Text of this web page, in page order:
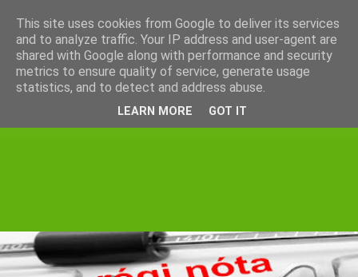
This site uses cookies from Google to deliver its services
and to analyze traffic. Your IP address and user-agent are
shared with Google along with performance and security
metrics to ensure quality of service, generate usage
statistics, and to detect and address abuse.
LEARN MORE GOT IT